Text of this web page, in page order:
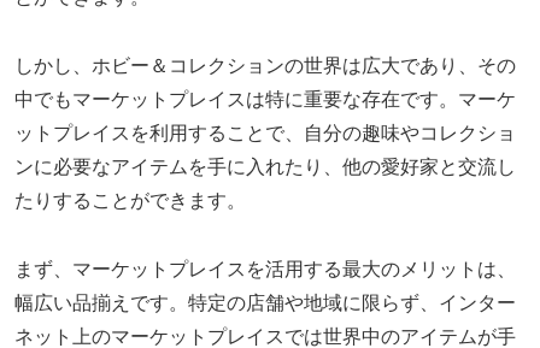
しかし、ホビー＆コレクションの世界は広大であり、その
中でもマーケットプレイスは特に重要な存在です。マーケ
ットプレイスを利用することで、自分の趣味やコレクショ
ンに必要なアイテムを手に入れたり、他の愛好家と交流し
たりすることができます。
まず、マーケットプレイスを活用する最大のメリットは、
幅広い品揃えです。特定の店舗や地域に限らず、インター
ネット上のマーケットプレイスでは世界中のアイテムが手